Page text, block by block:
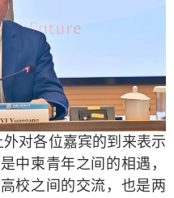
对各位嘉宾的到来表示
中柬青年之间的相遇，
校之间的交流，也是两